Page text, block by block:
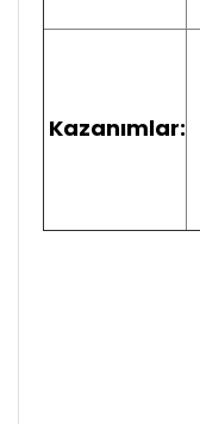
Kazanımlar: